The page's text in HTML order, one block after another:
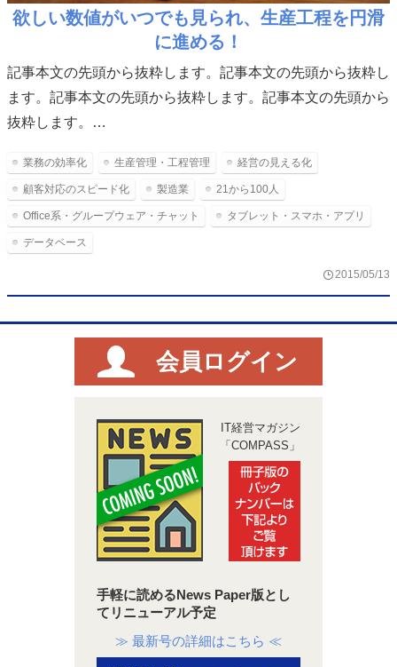
欲しい数値がいつでも見られ、生産工程を円滑
に進める！
記事本文の先頭から抜粋します。記事本文の先頭から抜粋し
ます。記事本文の先頭から抜粋します。記事本文の先頭から
抜粋します。…
業務の効率化 生産管理・工程管理 経営の見える化
顧客対応のスピード化 製造業 21から100人
Office系・グループウェア・チャット タブレット・スマホ・アプリ
データベース
2015/05/13
会員ログイン
IT経営マガジン
「COMPASS」
手軽に読めるNews Paper版とし
てリニューアル予定
≫ 最新号の詳細はこちら ≪